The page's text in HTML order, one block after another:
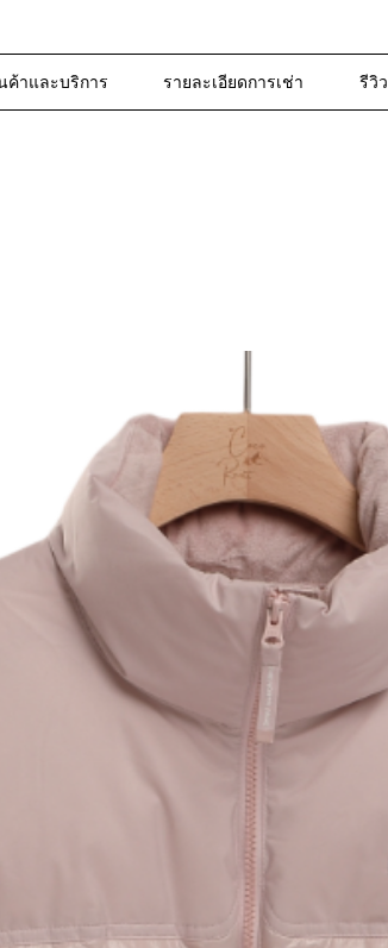
ค้าและบริการ รายละเอียดการเช่า รีวิว